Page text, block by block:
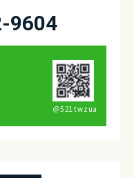
9604
＠521twzua